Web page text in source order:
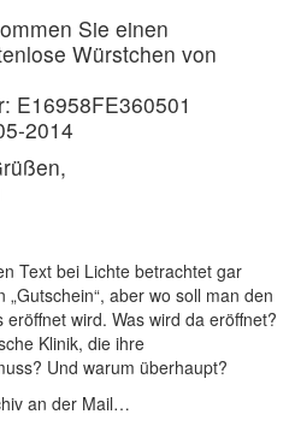
Sie einen
Würstchen von
E16958FE360501
2014
Text bei Lichte betrachtet gar
aber wo soll man den
wird. Was wird da eröffnet?
Klinik, die ihre
Und warum überhaupt?
an der Mail…